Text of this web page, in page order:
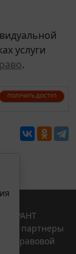
услуги
.
ГАРАНТ
и ее партнеры
правовой